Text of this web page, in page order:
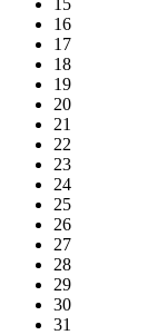
15
16
17
18
19
20
21
22
23
24
25
26
27
28
29
30
31